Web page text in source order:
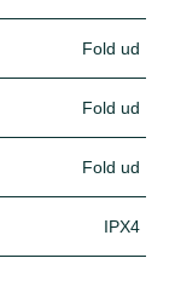
Fold ud
Fold ud
Fold ud
IPX4